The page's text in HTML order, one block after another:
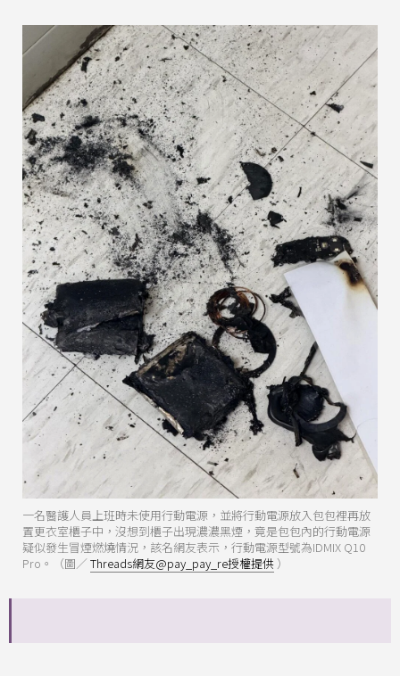
一名醫護人員上班時未使用行動電源，並將行動電源放入包包裡再放
置更衣室櫃子中，沒想到櫃子出現濃濃黑煙，竟是包包內的行動電源
疑似發生冒煙燃燒情況，該名網友表示，行動電源型號為IDMIX Q10
Pro。（圖／Threads網友@pay_pay_re授權提供 ）